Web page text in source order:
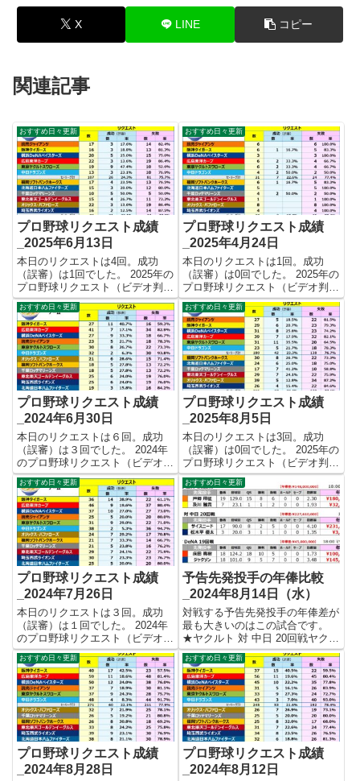
X LINE コピー
関連記事
おすすめ日々更新
プロ野球リクエスト成績
_2025年6月13日
本日のリクエストは4回。成功
（誤審）は1回でした。 2025年の
プロ野球リクエスト（ビデオ判
定）成績を記録集計しています。
今シーズンのリクエスト成功率は
これで23.3%。リクエスト数202
回、成功47回、失敗155回となり
ました。 【リクエ...
おすすめ日々更新
プロ野球リクエスト成績
_2025年4月24日
本日のリクエストは1回。成功
（誤審）は0回でした。 2025年の
プロ野球リクエスト（ビデオ判
定）成績を記録集計しています。
今シーズンのリクエスト成功率は
これで16.9%。リクエスト数59
回、成功10回、失敗49回となり
ました。 【リクエスト...
おすすめ日々更新
プロ野球リクエスト成績
_2024年6月30日
本日のリクエストは６回。成功
（誤審）は３回でした。 2024年
のプロ野球リクエスト（ビデオ判
定）成績を記録集計しています。
今シーズンのリクエスト成功率は
これで23.9%。リクエスト数306
回、成功73回、失敗233回となり
ました。 【リク...
おすすめ日々更新
プロ野球リクエスト成績
_2025年8月5日
本日のリクエストは3回。成功
（誤審）は0回でした。 2025年の
プロ野球リクエスト（ビデオ判
定）成績を記録集計しています。
今シーズンのリクエスト成功率は
これで22.7%。リクエスト数353
回、成功80回、失敗273回となり
ました。 【リクエ...
おすすめ日々更新
プロ野球リクエスト成績
_2024年7月26日
本日のリクエストは３回。成功
（誤審）は１回でした。 2024年
のプロ野球リクエスト（ビデオ判
定）成績を記録集計しています。
今シーズンのリクエスト成功率は
これで24.0%。リクエスト数363
回、成功87回、失敗276回となり
ました。 【リク...
おすすめ日々更新
予告先発投手の年俸比較
_2024年8月14日（水）
対戦する予告先発投手の年俸差が
最も大きいのはこの試合です。
★ヤクルト 対 中日 20回戦ヤクル
ト サイスニード ¥231,000,000中
日 松木平 優太 ¥3,390,000（支配
下登録前） 年俸差 ¥227,610,000
7月に支配...
おすすめ日々更新
プロ野球リクエスト成績
_2024年8月28日
おすすめ日々更新
プロ野球リクエスト成績
_2024年8月12日